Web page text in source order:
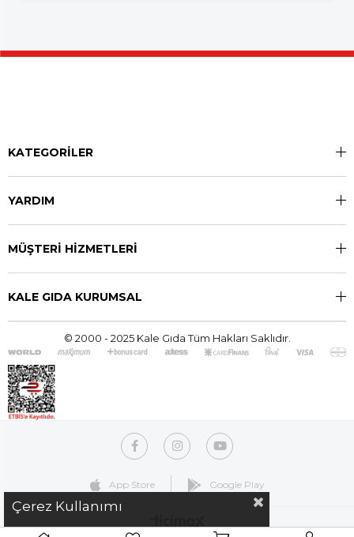
KATEGORİLER
YARDIM
MÜŞTERİ HİZMETLERİ
KALE GIDA KURUMSAL
© 2000 - 2025 Kale Gıda Tüm Hakları Saklıdır.
App Store Google Play
Çerez Kullanımı